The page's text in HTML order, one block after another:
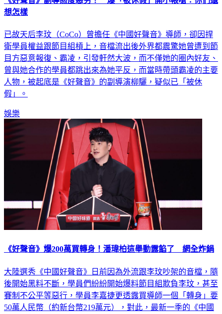
想怎樣
已故天后李玟（CoCo）曾擔任《中國好聲音》導師，卻因捍
衛學員權益跟節目組槓上，音檔流出後外界都震驚她曾遭到節
目方惡意報復、霸凌，引發軒然大波，而不僅她的圈內好友、
曾與她合作的學員都跳出來為她平反，而當時帶頭霸凌的主要
人物，被起底是《好聲音》的副導演柳驪，疑似已「被休
假」。
娛樂
《好聲音》爆200萬買轉身！潘瑋柏這舉動露餡了 網全炸鍋
大陸選秀《中國好聲音》日前因為外流跟李玟吵架的音檔，隨
後開始黑料不斷，學員們紛紛開始爆料節目組欺負李玟，甚至
賽制不公平等惡行，學員李嘉捷更透露買導師一個「轉身」要
50萬人民幣（約新台幣219萬元），對此，最新一季的《中國